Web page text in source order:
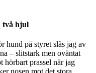
två hjul
på styret slås jag av
– slitstark men oväntat
hörbart prassel när jag